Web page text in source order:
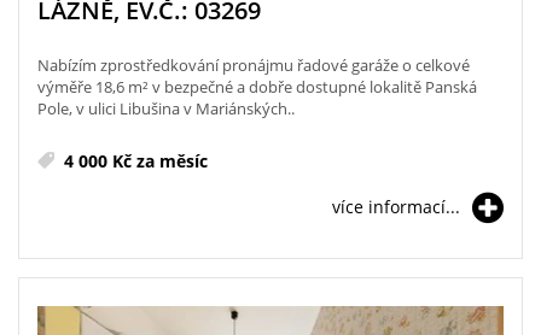
LÁZNĚ, EV.Č.: 03269
Nabízím zprostředkování pronájmu řadové garáže o celkové
výměře 18,6 m² v bezpečné a dobře dostupné lokalitě Panská
Pole, v ulici Libušina v Mariánských..
4 000 Kč za měsíc
více informací...